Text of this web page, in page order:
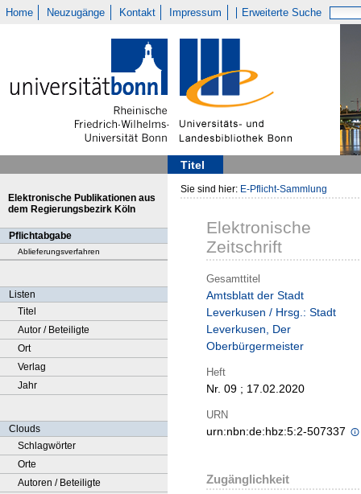
Home Neuzugänge Kontakt Impressum Erweiterte Suche
Titel
Elektronische Publikationen aus
dem Regierungsbezirk Köln
Pflichtabgabe
Ablieferungsverfahren
Listen
Titel
Autor / Beteiligte
Ort
Verlag
Jahr
Clouds
Schlagwörter
Orte
Autoren / Beteiligte
Sie sind hier: E-Pflicht-Sammlung
Elektronische
Zeitschrift
Gesamttitel
Amtsblatt der Stadt
Leverkusen / Hrsg.: Stadt
Leverkusen, Der
Oberbürgermeister
Heft
Nr. 09 ; 17.02.2020
URN
urn:nbn:de:hbz:5:2-507337
Zugänglichkeit